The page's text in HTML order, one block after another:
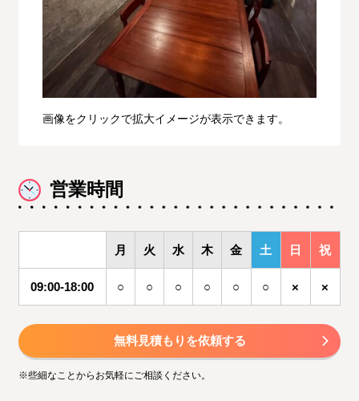
画像をクリックで拡大イメージが表示できます。
営業時間
月 火 水 木 金 土 日 祝
09:00-18:00 ○ ○ ○ ○ ○ ○ × ×
無料見積もりを依頼する
※些細なことからお気軽にご相談ください。